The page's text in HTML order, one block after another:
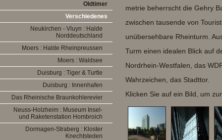
Oldtimer
Verschiedenes
Neukirchen - Vluyn : Halde
Norddeutschland
Moers : Halde Rheinpreussen
Moers : Waldsee
Duisburg : Tiger & Turtle
Duisburg : Innenhafen
Das Rheinische Braunkohlerevier
Neuss-Holzheim : Museum Insel-
und Raketenstation Hombroich
Dormagen-Straberg : Kloster
Knechtsteden
metrie beherrscht die Gehry
zwischen tausende von
unübersehbare Rheinturm.
Turm einen idealen Blick auf
Nordrhein-Westfalen, das
Wahrzeichen, das Stadttor.
Klicken Sie auf ein Bild, um